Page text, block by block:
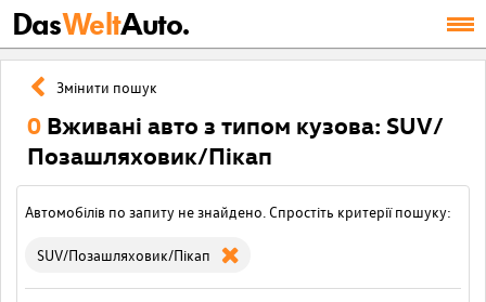
DasWeltAuto.
Змінити пошук
0 Вживані авто з типом кузова: SUV/
Позашляховик/Пікап
Автомобілів по запиту не знайдено. Спростіть критерії пошуку:
SUV/Позашляховик/Пікап